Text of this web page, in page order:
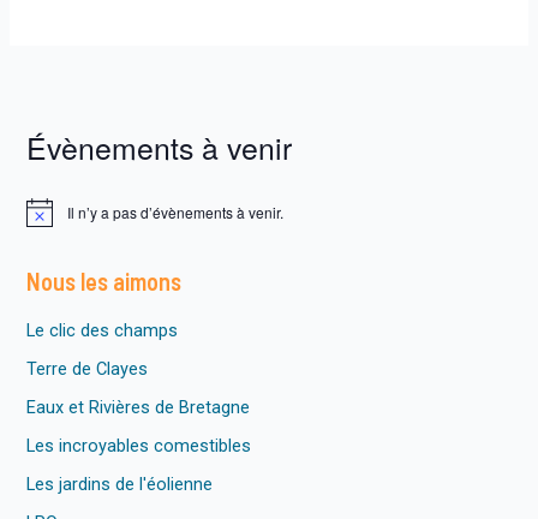
Évènements à venir
N
i
c
Il n’y a pas d’évènements à venir.
Nous les aimons
Le clic des champs
Terre de Clayes
Eaux et Rivières de Bretagne
Les incroyables comestibles
Les jardins de l'éolienne